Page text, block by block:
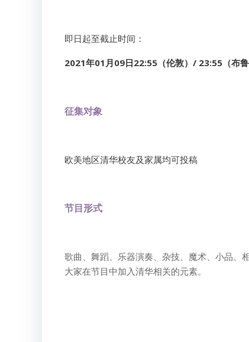
即日起至截止时间：
2021年01月09日22:55（伦敦）/ 23:55（布
征集对象
欧美地区清华校友及家属均可投稿
节目形式
歌曲、舞蹈、乐器演奏、杂技、魔术、小品、
大家在节目中加入清华相关的元素。